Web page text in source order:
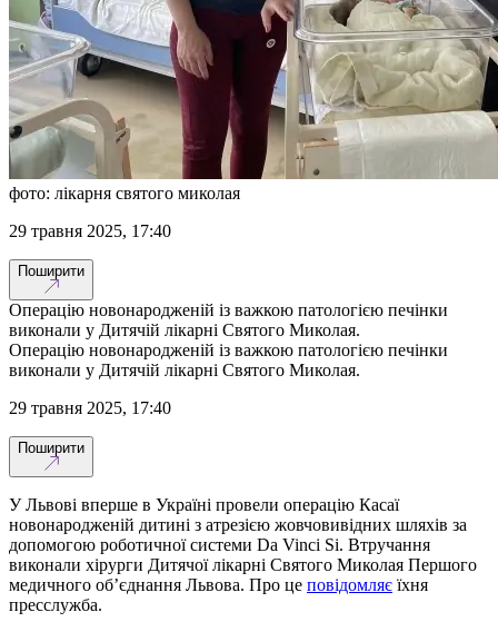
фото: лікарня святого миколая
29 травня 2025, 17:40
Поширити
Операцію новонародженій із важкою патологією печінки
виконали у Дитячій лікарні Святого Миколая.
Операцію новонародженій із важкою патологією печінки
виконали у Дитячій лікарні Святого Миколая.
29 травня 2025, 17:40
Поширити
У Львові вперше в Україні провели операцію Касаї
новонародженій дитині з атрезією жовчовивідних шляхів за
допомогою роботичної системи Da Vinci Si. Втручання
виконали хірурги Дитячої лікарні Святого Миколая Першого
медичного об’єднання Львова. Про це повідомляє їхня
пресслужба.